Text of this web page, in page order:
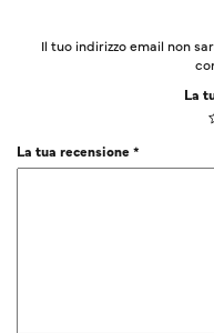
Il tuo indirizzo email non
La
La tua recensione*